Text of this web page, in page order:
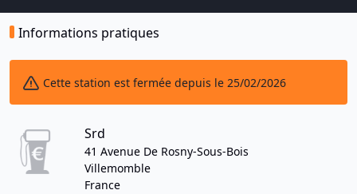
Informations pratiques
Cette station est fermée depuis le 25/02/2026
Srd
41 Avenue De Rosny-Sous-Bois
Villemomble
France